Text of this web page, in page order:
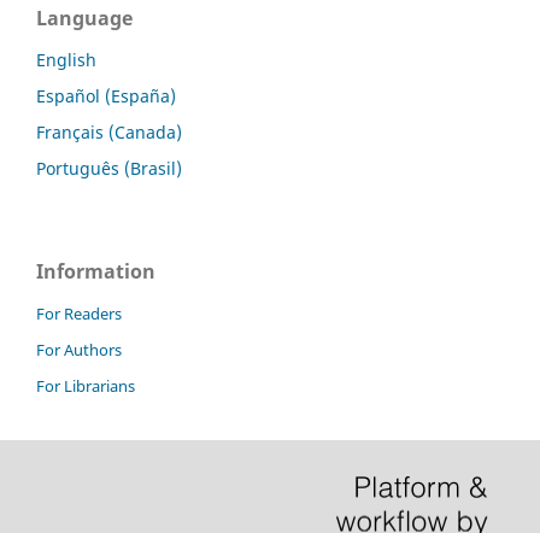
Language
English
Español (España)
Français (Canada)
Português (Brasil)
Information
For Readers
For Authors
For Librarians